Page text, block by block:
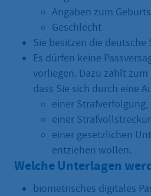
Angaben zum
Geschlecht
Sie besitzen die deutsche
Es dürfen keine
vorliegen. Dazu zählt
dass Sie sich durch eine
einer Strafverfolgung,
einer
einer gesetzlichen
entziehen wollen.
Welche Unterlagen
biometrisches digitales